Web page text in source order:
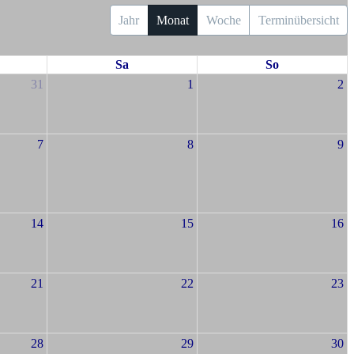
Jahr Monat Woche Terminübersicht
Sa
So
31
1 2
7 8 9
14 15 16
21 22 23
28 29 30